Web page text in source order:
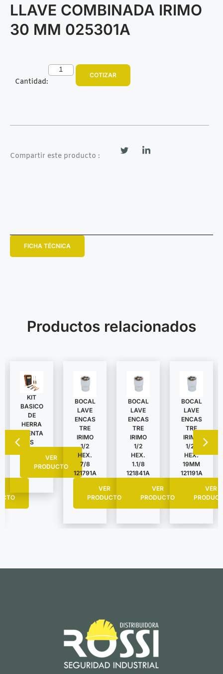
LLAVE COMBINADA IRIMO
30 MM 025301A
Cantidad:
COTIZAR
Compartir este producto :
FICHA TÉCNICA
Productos relacionados
KIT
BASICO
DE
HERRA
MIENTA
S
VER
PRODUCTO
BOCAL
LAVE
ENCAS
TRE
IRIMO
1/2
HEX.
7/8
121791A
VER
PRODUCTO
BOCAL
LAVE
ENCAS
TRE
IRIMO
1/2
HEX.
1.1/8
121841A
VER
PRODUCTO
BOCAL
LAVE
ENCAS
TRE
IRIMO
1/2″
HEX.
19MM
121191A
VER